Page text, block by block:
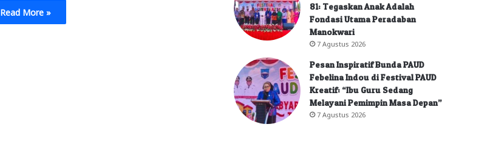
Read More »
81: Tegaskan Anak Adalah
Fondasi Utama Peradaban
Manokwari
7 Agustus 2026
Pesan Inspiratif Bunda PAUD
Febelina Indou di Festival PAUD
Kreatif: “Ibu Guru Sedang
Melayani Pemimpin Masa Depan”
7 Agustus 2026